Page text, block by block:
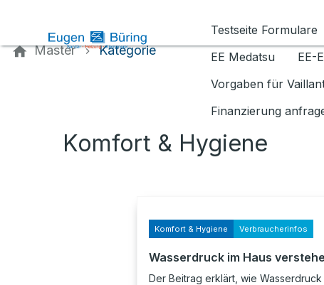
Testseite Formulare
EE Medatsu
EE-
Vorgaben für
Finanzierung
Master Kategorie
Komfort & Hygiene
Komfort & Hygiene Verbraucherinfos
Wasserdruck im Haus
Der Beitrag erklärt, wie Wasserdruck